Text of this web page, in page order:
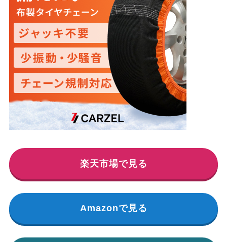
楽天市場で見る
Amazonで見る